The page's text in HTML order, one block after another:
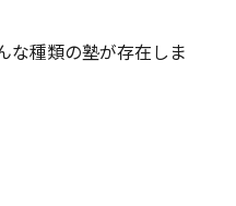
な種類の塾が存在しま